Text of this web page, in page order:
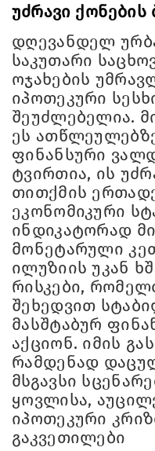
უძრავი ქონების
დღევანდელ
საკუთარი
ოჯახების
იპოთეკური
შეუძლებელია.
ეს
ფინანსური
ტვირთია, ის
თითქმის
ეკონომიკური
ინდიკატორად
მონეტარული
ილუზიის უკან
რისკები,
შეხედვით
მასშტაბურ
აქციონ. იმის
რამდენად
მსგავსი
ყოვლისა,
იპოთეკური
გაკვეთილები